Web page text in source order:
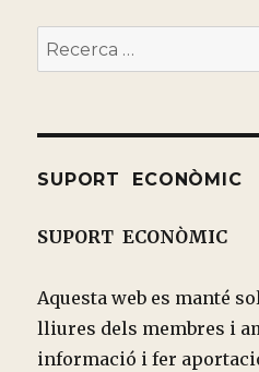
Buscar
por:
SUPORT ECONÒMIC
SUPORT ECONÒMIC
Aquesta web es manté
lliures dels membres i
informació i fer